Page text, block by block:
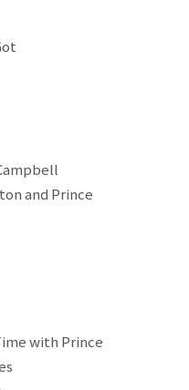
and Prince
with Prince